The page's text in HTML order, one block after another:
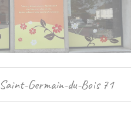
Germain-du-Bois 71